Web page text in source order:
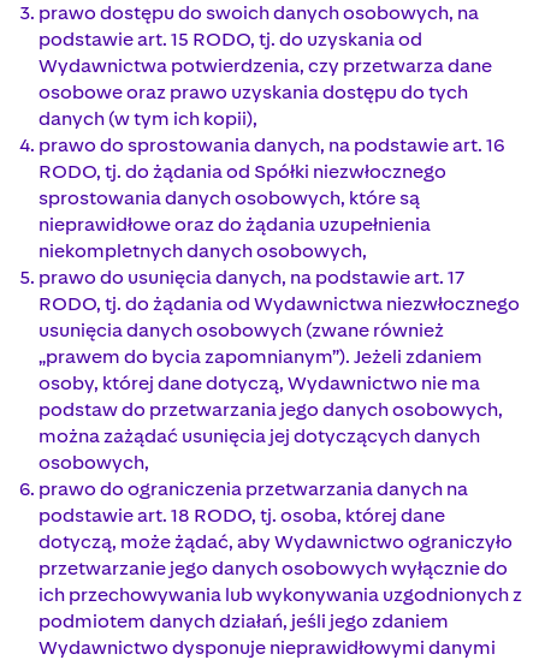
prawo dostępu do swoich danych osobowych, na
podstawie art. 15 RODO, tj. do uzyskania od
Wydawnictwa potwierdzenia, czy przetwarza dane
osobowe oraz prawo uzyskania dostępu do tych
danych (w tym ich kopii),
prawo do sprostowania danych, na podstawie art. 16
RODO, tj. do żądania od Spółki niezwłocznego
sprostowania danych osobowych, które są
nieprawidłowe oraz do żądania uzupełnienia
niekompletnych danych osobowych,
prawo do usunięcia danych, na podstawie art. 17
RODO, tj. do żądania od Wydawnictwa niezwłocznego
usunięcia danych osobowych (zwane również
„prawem do bycia zapomnianym”). Jeżeli zdaniem
osoby, której dane dotyczą, Wydawnictwo nie ma
podstaw do przetwarzania jego danych osobowych,
można zażądać usunięcia jej dotyczących danych
osobowych,
prawo do ograniczenia przetwarzania danych na
podstawie art. 18 RODO, tj. osoba, której dane
dotyczą, może żądać, aby Wydawnictwo ograniczyło
przetwarzanie jego danych osobowych wyłącznie do
ich przechowywania lub wykonywania uzgodnionych z
podmiotem danych działań, jeśli jego zdaniem
Wydawnictwo dysponuje nieprawidłowymi danymi